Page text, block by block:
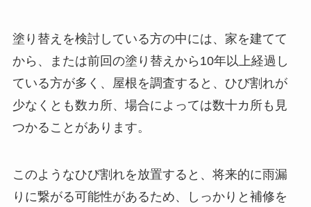
塗り替えを検討している方の中には、家を建てて
から、または前回の塗り替えから10年以上経過し
ている方が多く、屋根を調査すると、ひび割れが
少なくとも数カ所、場合によっては数十カ所も見
つかることがあります。
このようなひび割れを放置すると、将来的に雨漏
りに繋がる可能性があるため、しっかりと補修を